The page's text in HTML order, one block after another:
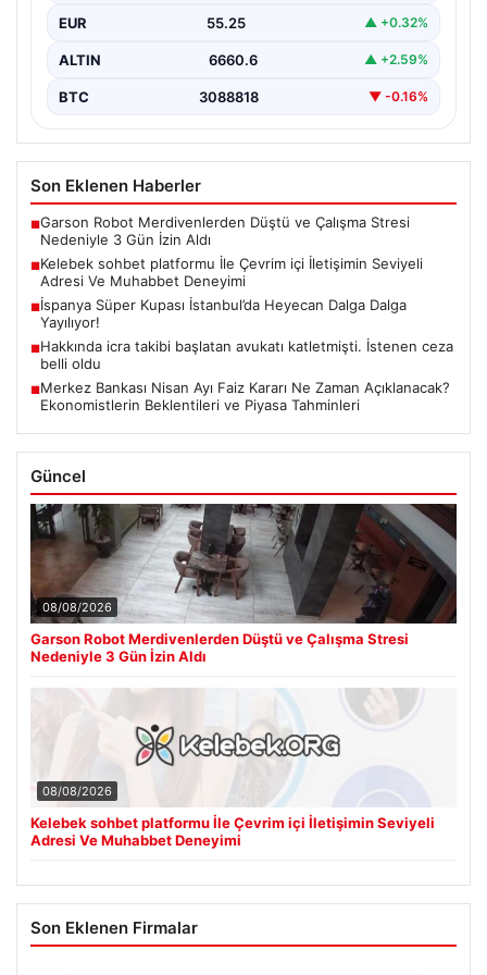
birçok…
EUR 55.25 ▲ +0.32%
ALTIN 6660.6 ▲ +2.59%
BTC 3088818 ▼ -0.16%
Son Eklenen Haberler
■Garson Robot Merdivenlerden Düştü ve Çalışma Stresi
Nedeniyle 3 Gün İzin Aldı
■Kelebek sohbet platformu İle Çevrim içi İletişimin Seviyeli
Adresi Ve Muhabbet Deneyimi
■İspanya Süper Kupası İstanbul’da Heyecan Dalga Dalga
Yayılıyor!
■Hakkında icra takibi başlatan avukatı katletmişti. İstenen ceza
belli oldu
■Merkez Bankası Nisan Ayı Faiz Kararı Ne Zaman Açıklanacak?
Ekonomistlerin Beklentileri ve Piyasa Tahminleri
Güncel
08/08/2026
Garson Robot Merdivenlerden Düştü ve Çalışma Stresi
Nedeniyle 3 Gün İzin Aldı
08/08/2026
Kelebek sohbet platformu İle Çevrim içi İletişimin Seviyeli
Adresi Ve Muhabbet Deneyimi
Son Eklenen Firmalar